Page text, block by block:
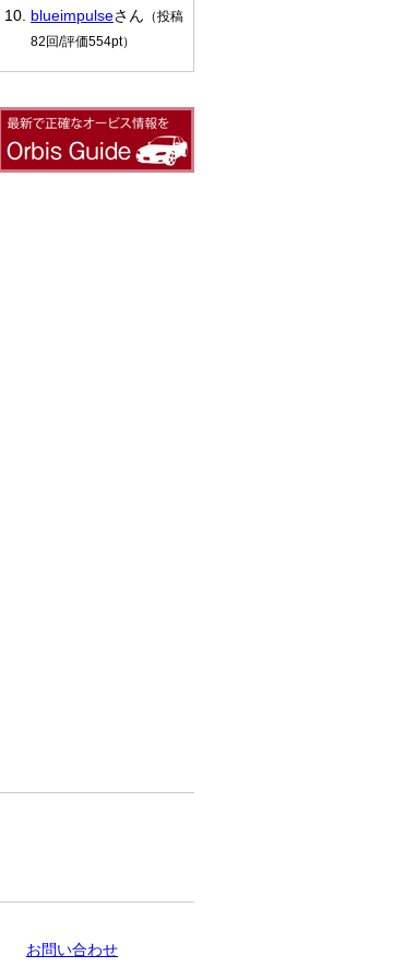
blueimpulseさん （投稿
82回/評価554pt）
お問い合わせ